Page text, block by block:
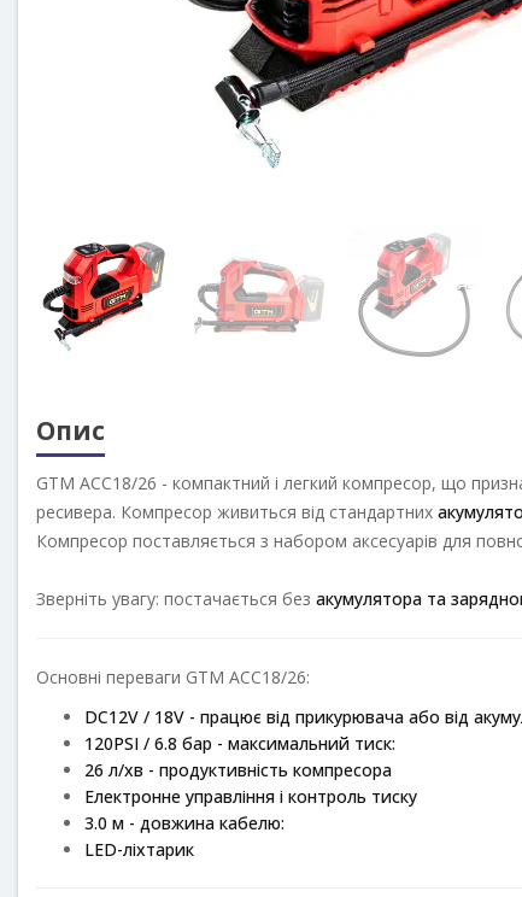
Опис
GTM AСC18/26 - компактний і легкий компресор, що
ресивера. Компресор живиться від стандартних
Компресор поставляється з набором аксесуарів для
Зверніть увагу: постачається без акумулятора та
Основні переваги GTM AСC18/26:
DC12V / 18V - працює від прикурювача або від
120PSI / 6.8 бар - максимальний тиск:
26 л/хв - продуктивність компресора
Електронне управління і контроль тиску
3.0 м - довжина кабелю:
LED-ліхтарик